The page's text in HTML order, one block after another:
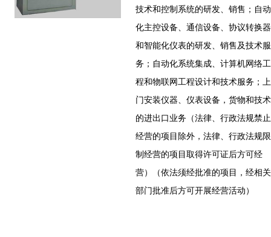
技术和控制系统的研发、销售；自动
化主控设备、通信设备、协议转换器
和智能化仪表的研发、销售及技术服
务；自动化系统集成、计算机网络工
程和物联网工程设计和技术服务；上
门安装仪器、仪表设备，货物和技术
的进出口业务（法律、行政法规禁止
经营的项目除外，法律、行政法规限
制经营的项目取得许可证后方可经
营）（依法须经批准的项目，经相关
部门批准后方可开展经营活动）